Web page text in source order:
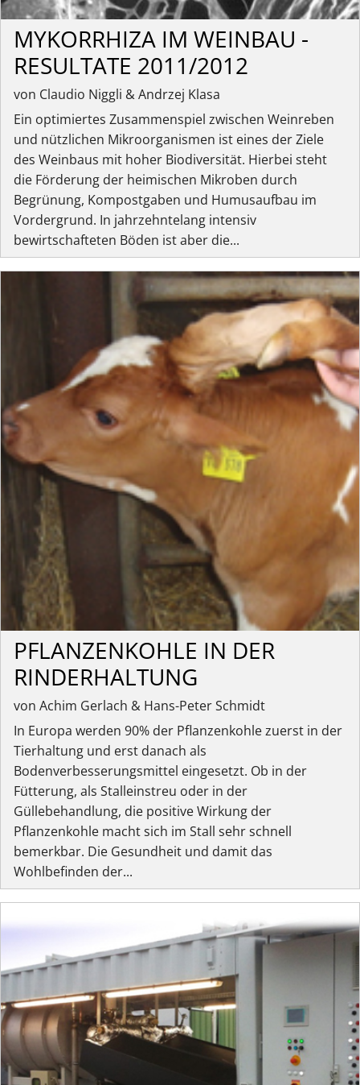
MYKORRHIZA IM WEINBAU -
RESULTATE 2011/2012
von Claudio Niggli & Andrzej Klasa
Ein optimiertes Zusammenspiel zwischen Weinreben
und nützlichen Mikroorganismen ist eines der Ziele
des Weinbaus mit hoher Biodiversität. Hierbei steht
die Förderung der heimischen Mikroben durch
Begrünung, Kompostgaben und Humusaufbau im
Vordergrund. In jahrzehntelang intensiv
bewirtschafteten Böden ist aber die...
PFLANZENKOHLE IN DER
RINDERHALTUNG
von Achim Gerlach & Hans-Peter Schmidt
In Europa werden 90% der Pflanzenkohle zuerst in der
Tierhaltung und erst danach als
Bodenverbesserungsmittel eingesetzt. Ob in der
Fütterung, als Stalleinstreu oder in der
Güllebehandlung, die positive Wirkung der
Pflanzenkohle macht sich im Stall sehr schnell
bemerkbar. Die Gesundheit und damit das
Wohlbefinden der...